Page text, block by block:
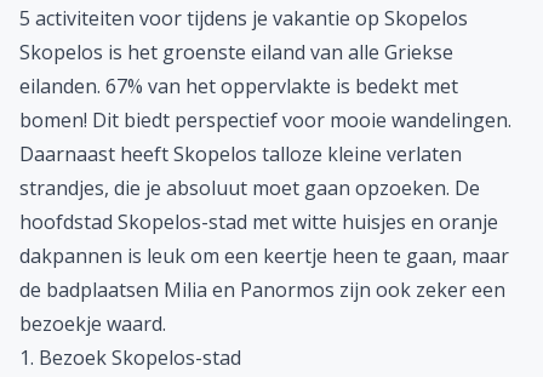
5 activiteiten voor tijdens je vakantie op Skopelos
Skopelos is het groenste eiland van alle Griekse
eilanden. 67% van het oppervlakte is bedekt met
bomen! Dit biedt perspectief voor mooie wandelingen.
Daarnaast heeft Skopelos talloze kleine verlaten
strandjes, die je absoluut moet gaan opzoeken. De
hoofdstad Skopelos-stad met witte huisjes en oranje
dakpannen is leuk om een keertje heen te gaan, maar
de badplaatsen Milia en Panormos zijn ook zeker een
bezoekje waard.
1. Bezoek Skopelos-stad